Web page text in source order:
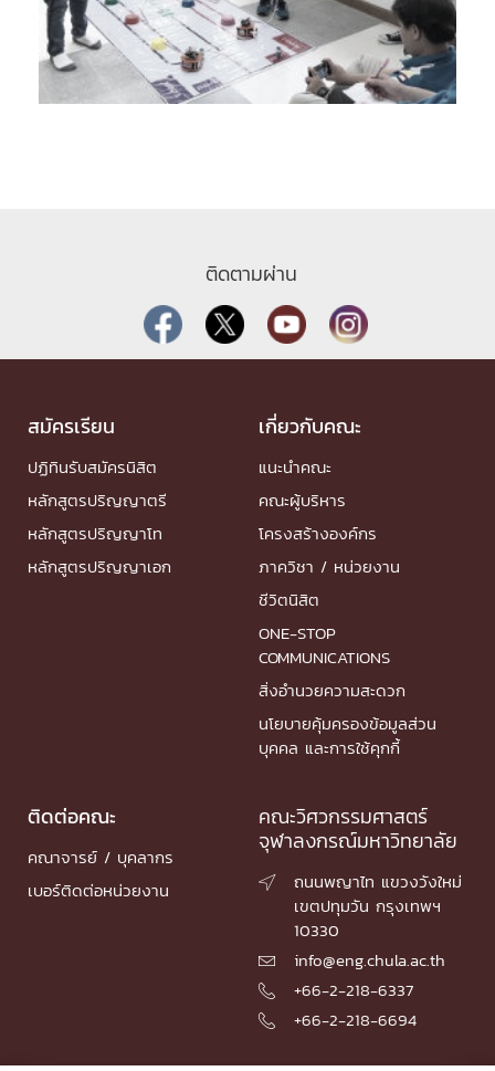
ติดตามผ่าน
สมัครเรียน
ปฏิทินรับสมัครนิสิต
หลักสูตรปริญญาตรี
หลักสูตรปริญญาโท
หลักสูตรปริญญาเอก
เกี่ยวกับคณะ
แนะนำคณะ
คณะผู้บริหาร
โครงสร้างองค์กร
ภาควิชา / หน่วยงาน
ชีวิตนิสิต
ONE-STOP
COMMUNICATIONS
สิ่งอำนวยความสะดวก
นโยบายคุ้มครองข้อมูลส่วน
บุคคล และการใช้คุกกี้
ติดต่อคณะ
คณาจารย์ / บุคลากร
เบอร์ติดต่อหน่วยงาน
คณะวิศวกรรมศาสตร์
จุฬาลงกรณ์มหาวิทยาลัย

ถนนพญาไท แขวงวังใหม่
เขตปทุมวัน กรุงเทพฯ
10330
 info@eng.chula.ac.th
 +66-2-218-6337
 +66-2-218-6694